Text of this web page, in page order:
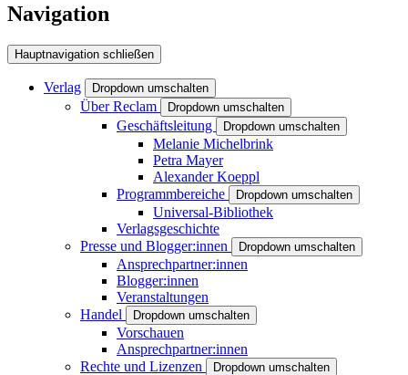
Navigation
Hauptnavigation schließen
Verlag Dropdown umschalten
Über Reclam Dropdown umschalten
Geschäftsleitung Dropdown umschalten
Melanie Michelbrink
Petra Mayer
Alexander Koeppl
Programmbereiche
Dropdown umschalten
Universal-Bibliothek
Verlagsgeschichte
Presse und Blogger:innen
Dropdown umschalten
Ansprechpartner:innen
Blogger:innen
Veranstaltungen
Handel
Dropdown umschalten
Vorschauen
Ansprechpartner:innen
Rechte und Lizenzen
Dropdown umschalten